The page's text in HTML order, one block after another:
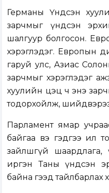
Германы Үндсэн
зарчмыг үндсэн
шалгуур болгосон.
хэрэглэдэг. Европын
гаруй улс, Азиас
зарчмыг хэрэглэдэг
хуулийн цэц ч энэ
тодорхойлж,
Парламент ямар
байгаа вэ гэдгээ ил
зайлшгүй шаардлага,
иргэн Таны үндсэн
байна гээд тайлбарлах